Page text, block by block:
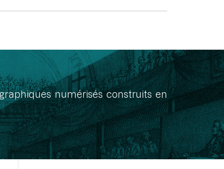
numérisés construits en